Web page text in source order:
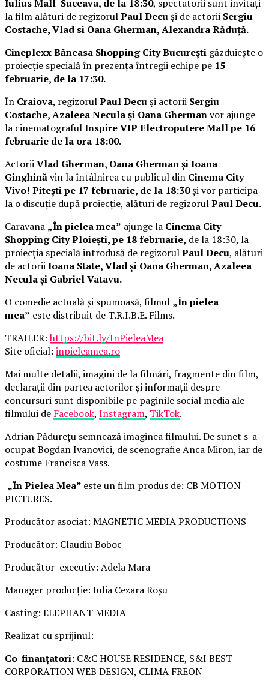
Iulius Mall Suceava, de la 18:30, spectatorii sunt invitați
la film alături de regizorulPaul Decuși de actorii Sergiu
Costache, Vlad si Oana Gherman, Alexandra Răduță.
Cineplexx Băneasa Shopping City București găzduiește o
proiecție specială în prezența întregii echipe pe 15
februarie, de la 17:30.
În Craiova, regizorulPaul Decuși actorii Sergiu
Costache, Azaleea Necula și Oana Ghermanvor ajunge
la cinematografulInspire VIP Electroputere Mall pe 16
februarie de la ora 18:00.
ActoriiVlad Gherman, Oana Gherman și Ioana
Ginghinăvin la întâlnirea cu publicul din Cinema City
Vivo! Pitești pe 17 februarie, de la 18:30și vor participa
la o discuție după proiecție, alături de regizorulPaul Decu.
Caravana „În pielea mea” ajunge la Cinema City
Shopping City Ploiești, pe 18 februarie, de la 18:30, la
proiecția specială introdusă de regizorulPaul Decu, alături
de actoriiIoana State, Vlad și Oana Gherman, Azaleea
Necula și Gabriel Vatavu.
O comedie actuală și spumoasă, filmul „În pielea
mea” este distribuit de T.R.I.B.E. Films.
TRAILER:https://bit.ly/InPieleaMea
Site oficial: inpieleamea.ro
Mai multe detalii, imagini de la filmări, fragmente din film,
declarații din partea actorilor și informații despre
concursuri sunt disponibile pe paginile social media ale
filmului de Facebook, Instagram, TikTok.
Adrian Pădurețu semnează imaginea filmului. De sunet s-a
ocupat Bogdan Ivanovici, de scenografie Anca Miron, iar de
costume Francisca Vass.
„În Pielea Mea” este un film produs de: CB MOTION
PICTURES.
Producător asociat: MAGNETIC MEDIA PRODUCTIONS
Producător: Claudiu Boboc
Producător executiv: Adela Mara
Manager producție: Iulia Cezara Roșu
Casting: ELEPHANT MEDIA
Realizat cu sprijinul:
Co-finanțatori: C&C HOUSE RESIDENCE, S&I BEST
CORPORATION WEB DESIGN, CLIMA FREON